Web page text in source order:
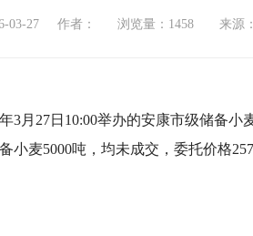
03-27 作者： 浏览量：1458 来源
3月27日10:00举办的安康市级储备
小麦5000吨，均未成交，委托价格